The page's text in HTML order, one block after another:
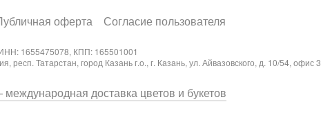
оферта Согласие пользователя
1655475078, КПП: 165501001
респ. Татарстан, город Казань г.о., г. Казань, ул. Айвазовского, д. 10/54, офис 3
доставка цветов и букетов